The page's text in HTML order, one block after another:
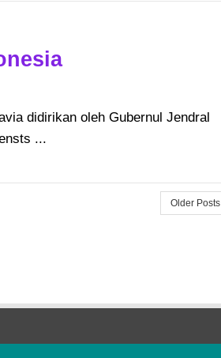
didirikan oleh Gubernul Jendral
...
Older Posts